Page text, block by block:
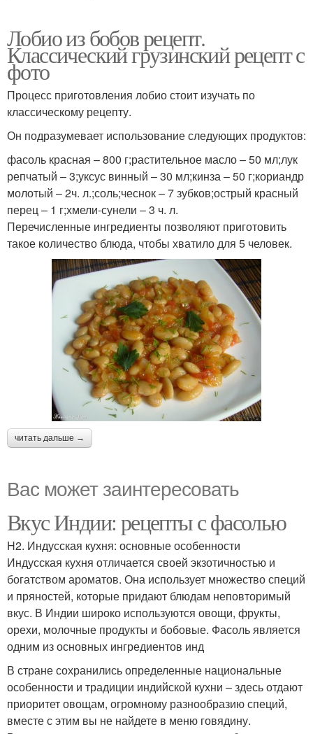
Лобио из бобов рецепт.
Классический грузинский рецепт с
фото
Процесс приготовления лобио стоит изучать по
классическому рецепту.
Он подразумевает использование следующих продуктов:
фасоль красная – 800 г;растительное масло – 50 мл;лук
репчатый – 3;уксус винный – 30 мл;кинза – 50 г;кориандр
молотый – 2ч. л.;соль;чеснок – 7 зубков;острый красный
перец – 1 г;хмели-сунели – 3 ч. л.
Перечисленные ингредиенты позволяют приготовить
такое количество блюда, чтобы хватило для 5 человек.
читать дальше →
Вас может заинтересовать
Вкус Индии: рецепты с фасолью
H2. Индусская кухня: основные особенности
Индусская кухня отличается своей экзотичностью и
богатством ароматов. Она использует множество специй
и пряностей, которые придают блюдам неповторимый
вкус. В Индии широко используются овощи, фрукты,
орехи, молочные продукты и бобовые. Фасоль является
одним из основных ингредиентов инд
В стране сохранились определенные национальные
особенности и традиции индийской кухни – здесь отдают
приоритет овощам, огромному разнообразию специй,
вместе с этим вы не найдете в меню говядину.